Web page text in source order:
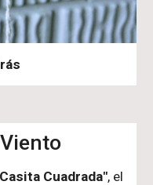
Cuadrada", el